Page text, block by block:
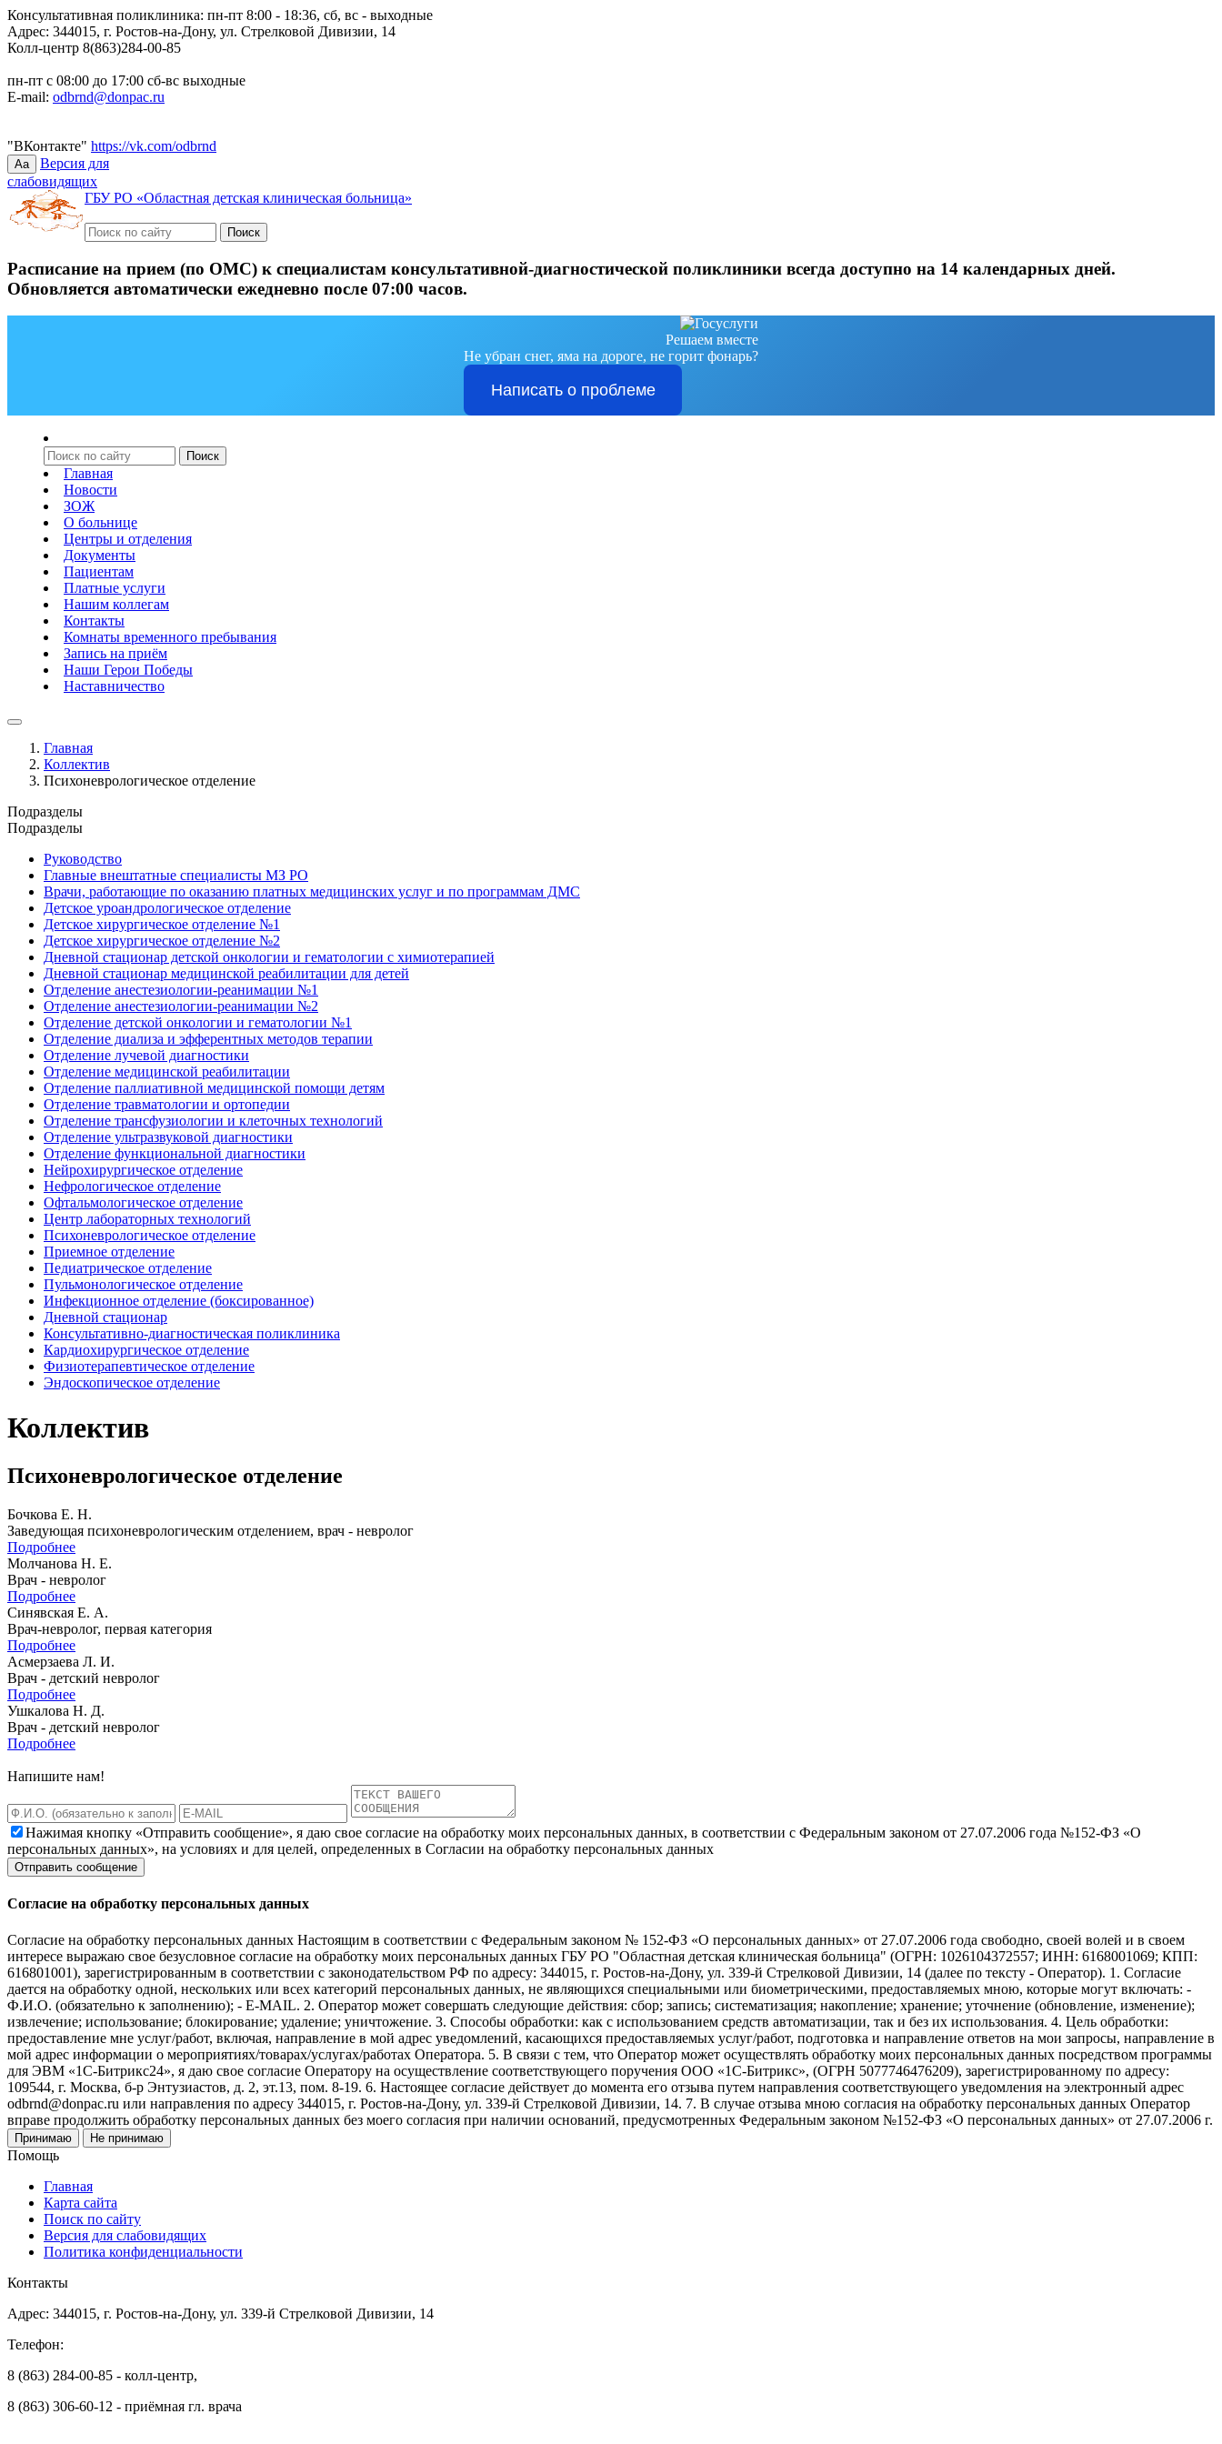
Консультативная поликлиника: пн-пт 8:00 - 18:36, сб, вс - выходные
Адрес: 344015, г. Ростов-на-Дону, ул. Стрелковой Дивизии, 14
Колл-центр 8(863)284-00-85
пн-пт с 08:00 до 17:00 сб-вс выходные
E-mail: odbrnd@donpac.ru
"ВКонтакте" https://vk.com/odbrnd
Aa
Версия для
слабовидящих
ГБУ РО «Областная детская клиническая больница»
Расписание на прием (по ОМС) к специалистам консультативной-диагностической поликлиники всегда доступно на 14 календарных дней.
Обновляется автоматически ежедневно после 07:00 часов.
Решаем вместе
Не убран снег, яма на дороге, не горит фонарь?
Написать о проблеме
Главная
Новости
ЗОЖ
О больнице
Центры и отделения
Документы
Пациентам
Платные услуги
Нашим коллегам
Контакты
Комнаты временного пребывания
Запись на приём
Наши Герои Победы
Наставничество
Главная
Коллектив
Психоневрологическое отделение
Подразделы
Подразделы
Руководство
Главные внештатные специалисты МЗ РО
Врачи, работающие по оказанию платных медицинских услуг и по программам ДМС
Детское уроандрологическое отделение
Детское хирургическое отделение №1
Детское хирургическое отделение №2
Дневной стационар детской онкологии и гематологии с химиотерапией
Дневной стационар медицинской реабилитации для детей
Отделение анестезиологии-реанимации №1
Отделение анестезиологии-реанимации №2
Отделение детской онкологии и гематологии №1
Отделение диализа и эфферентных методов терапии
Отделение лучевой диагностики
Отделение медицинской реабилитации
Отделение паллиативной медицинской помощи детям
Отделение травматологии и ортопедии
Отделение трансфузиологии и клеточных технологий
Отделение ультразвуковой диагностики
Отделение функциональной диагностики
Нейрохирургическое отделение
Нефрологическое отделение
Офтальмологическое отделение
Центр лабораторных технологий
Психоневрологическое отделение
Приемное отделение
Педиатрическое отделение
Пульмонологическое отделение
Инфекционное отделение (боксированное)
Дневной стационар
Консультативно-диагностическая поликлиника
Кардиохирургическое отделение
Физиотерапевтическое отделение
Эндоскопическое отделение
Коллектив
Психоневрологическое отделение
Бочкова Е. Н.
Заведующая психоневрологическим отделением, врач - невролог
Подробнее
Молчанова Н. Е.
Врач - невролог
Подробнее
Синявская Е. А.
Врач-невролог, первая категория
Подробнее
Асмерзаева Л. И.
Врач - детский невролог
Подробнее
Ушкалова Н. Д.
Врач - детский невролог
Подробнее
Напишите нам!
Нажимая кнопку «Отправить сообщение», я даю свое согласие на обработку моих персональных данных, в соответствии с Федеральным законом от 27.07.2006 года №152-ФЗ «О
персональных данных», на условиях и для целей, определенных в Согласии на обработку персональных данных
Согласие на обработку персональных данных
Согласие на обработку персональных данных Настоящим в соответствии с Федеральным законом № 152-ФЗ «О персональных данных» от 27.07.2006 года свободно, своей волей и в своем
интересе выражаю свое безусловное согласие на обработку моих персональных данных ГБУ РО "Областная детская клиническая больница" (ОГРН: 1026104372557; ИНН: 6168001069; КПП:
616801001), зарегистрированным в соответствии с законодательством РФ по адресу: 344015, г. Ростов-на-Дону, ул. 339-й Стрелковой Дивизии, 14 (далее по тексту - Оператор). 1. Согласие
дается на обработку одной, нескольких или всех категорий персональных данных, не являющихся специальными или биометрическими, предоставляемых мною, которые могут включать: -
Ф.И.О. (обязательно к заполнению); - E-MAIL. 2. Оператор может совершать следующие действия: сбор; запись; систематизация; накопление; хранение; уточнение (обновление, изменение);
извлечение; использование; блокирование; удаление; уничтожение. 3. Способы обработки: как с использованием средств автоматизации, так и без их использования. 4. Цель обработки:
предоставление мне услуг/работ, включая, направление в мой адрес уведомлений, касающихся предоставляемых услуг/работ, подготовка и направление ответов на мои запросы, направление в
мой адрес информации о мероприятиях/товарах/услугах/работах Оператора. 5. В связи с тем, что Оператор может осуществлять обработку моих персональных данных посредством программы
для ЭВМ «1С-Битрикс24», я даю свое согласие Оператору на осуществление соответствующего поручения ООО «1С-Битрикс», (ОГРН 5077746476209), зарегистрированному по адресу:
109544, г. Москва, б-р Энтузиастов, д. 2, эт.13, пом. 8-19. 6. Настоящее согласие действует до момента его отзыва путем направления соответствующего уведомления на электронный адрес
odbrnd@donpac.ru или направления по адресу 344015, г. Ростов-на-Дону, ул. 339-й Стрелковой Дивизии, 14. 7. В случае отзыва мною согласия на обработку персональных данных Оператор
вправе продолжить обработку персональных данных без моего согласия при наличии оснований, предусмотренных Федеральным законом №152-ФЗ «О персональных данных» от 27.07.2006 г.
Принимаю Не принимаю
Помощь
Главная
Карта сайта
Поиск по сайту
Версия для слабовидящих
Политика конфиденциальности
Контакты
Адрес: 344015, г. Ростов-на-Дону, ул. 339-й Стрелковой Дивизии, 14
Телефон:
8 (863) 284-00-85 - колл-центр,
8 (863) 306-60-12 - приёмная гл. врача